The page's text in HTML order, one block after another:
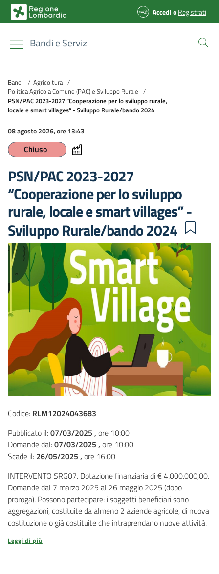
AccedioRegistrati
Bandi e Servizi
Bandi / Agricoltura /
Politica Agricola Comune (PAC) e Sviluppo Rurale /
PSN/PAC 2023-2027 “Cooperazione per lo sviluppo rurale,
locale e smart villages” - Sviluppo Rurale/bando 2024
08 agosto 2026, ore 13:43
Chiuso
PSN/PAC 2023-2027
“Cooperazione per lo sviluppo
rurale, locale e smart villages” -
Sviluppo Rurale/bando 2024
Codice: RLM12024043683
Pubblicato il:07/03/2025 , ore 10:00
Domande dal:07/03/2025 , ore 10:00
Scade il: 26/05/2025 , ore 16:00
INTERVENTO SRG07. Dotazione finanziaria di € 4.000.000,00.
Domande dal 7 marzo 2025 al 26 maggio 2025 (dopo
proroga). Possono partecipare: i soggetti beneficiari sono
aggregazioni, costituite da almeno 2 aziende agricole, di nuova
costituzione o già costituite che intraprendano nuove attività.
Leggi di più